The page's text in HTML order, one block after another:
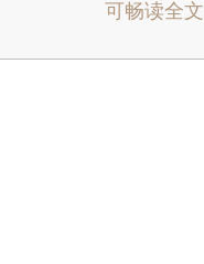
可畅读全文